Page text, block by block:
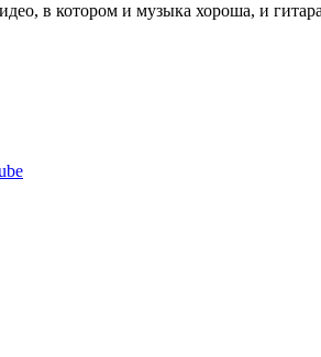
в котором и музыка хороша, и